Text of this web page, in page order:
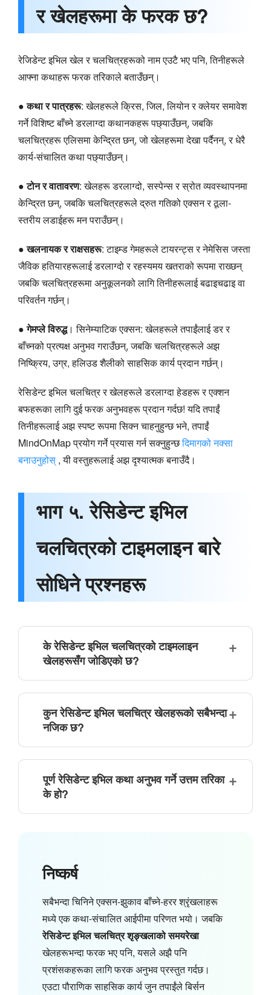
र खेलहरूमा के फरक छ?
रेजिडेन्ट इभिल खेल र चलचित्रहरूको नाम एउटै भए पनि, तिनीहरूले
आफ्ना कथाहरू फरक तरिकाले बताउँछन्।
●कथा र पात्रहरू: खेलहरूले क्रिस, जिल, लियोन र क्लेयर समावेश
गर्ने विशिष्ट बाँच्ने डरलाग्दा कथानकहरू पछ्याउँछन्, जबकि
चलचित्रहरू एलिसमा केन्द्रित छन्, जो खेलहरूमा देखा पर्दैनन्, र धेरै
कार्य-संचालित कथा पछ्याउँछन्।
●टोन र वातावरण: खेलहरू डरलाग्दो, सस्पेन्स र स्रोत व्यवस्थापनमा
केन्द्रित छन्, जबकि चलचित्रहरूले द्रुत गतिको एक्सन र ठूला-
स्तरीय लडाईहरू मन पराउँछन्।
●खलनायक र राक्षसहरू: टाइम्ड गेमहरूले टायरन्ट्स र नेमेसिस जस्ता
जैविक हतियारहरूलाई डरलाग्दो र रहस्यमय खतराको रूपमा राख्छन्
जबकि चलचित्रहरूमा अनुकूलनको लागि तिनीहरूलाई बढाइचढाइ वा
परिवर्तन गर्छन्।
●गेमप्ले विरुद्ध। सिनेम्याटिक एक्सन: खेलहरूले तपाईंलाई डर र
बाँच्नको प्रत्यक्ष अनुभव गराउँछन्, जबकि चलचित्रहरूले अझ
निष्क्रिय, उग्र, हलिउड शैलीको साहसिक कार्य प्रदान गर्छन्।
रेसिडेन्ट इभिल चलचित्र र खेलहरूले डरलाग्दा हेडहरू र एक्शन
बफहरूका लागि दुई फरक अनुभवहरू प्रदान गर्दछ! यदि तपाईं
तिनीहरूलाई अझ स्पष्ट रूपमा सिक्न चाहनुहुन्छ भने, तपाईं
MindOnMap प्रयोग गर्ने प्रयास गर्न सक्नुहुन्छदिमागको नक्सा
बनाउनुहोस् , यी वस्तुहरूलाई अझ दृश्यात्मक बनाउँदै।
भाग ५. रेसिडेन्ट इभिल
चलचित्रको टाइमलाइन बारे
सोधिने प्रश्नहरू
के रेसिडेन्ट इभिल चलचित्रको टाइमलाइन
खेलहरूसँग जोडिएको छ?
कुन रेसिडेन्ट इभिल चलचित्र खेलहरूको सबैभन्दा
नजिक छ?
पूर्ण रेसिडेन्ट इभिल कथा अनुभव गर्ने उत्तम तरिका
के हो?
निष्कर्ष
सबैभन्दा चिनिने एक्सन-झुकाव बाँच्ने-हरर श्रृंखलाहरू
मध्ये एक कथा-संचालित आईपीमा परिणत भयो। जबकि
रेसिडेन्ट इभिल चलचित्र शृङ्खलाको समयरेखा
खेलहरूभन्दा फरक भए पनि, यसले अझै पनि
प्रशंसकहरूका लागि फरक अनुभव प्रस्तुत गर्दछ।
एउटा पौराणिक साहसिक कार्य जुन तपाईंले बिर्सन